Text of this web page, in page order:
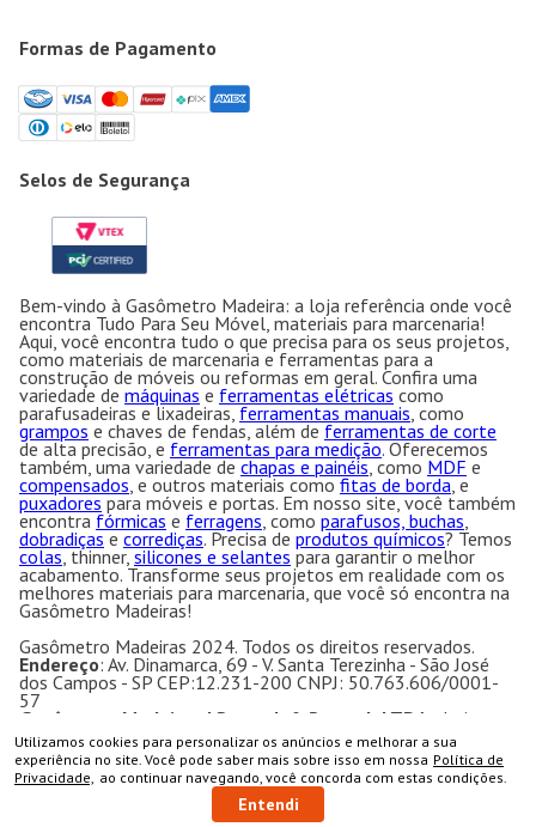
Utilizamos cookies para personalizar os anúncios e melhorar a sua
experiência no site. Você pode saber mais sobre isso em nossa Política de
Privacidade, ao continuar navegando, você concorda com estas condições.
Entendi
COMPRAR
Formas de Pagamento
Selos de Segurança
Bem-vindo à Gasômetro Madeira: a loja referência onde você
encontra Tudo Para Seu Móvel, materiais para marcenaria!
Aqui, você encontra tudo o que precisa para os seus projetos,
como materiais de marcenaria e ferramentas para a
construção de móveis ou reformas em geral. Confira uma
variedade de máquinas e ferramentas elétricas como
parafusadeiras e lixadeiras, ferramentas manuais, como
grampos e chaves de fendas, além de ferramentas de corte
de alta precisão, e ferramentas para medição. Oferecemos
também, uma variedade de chapas e painéis, como MDF e
compensados, e outros materiais como fitas de borda, e
puxadores para móveis e portas. Em nosso site, você também
encontra fórmicas e ferragens, como parafusos, buchas,
dobradiças e corrediças. Precisa de produtos químicos? Temos
colas, thinner, silicones e selantes para garantir o melhor
acabamento. Transforme seus projetos em realidade com os
melhores materiais para marcenaria, que você só encontra na
Gasômetro Madeiras!
Gasômetro Madeiras 2024. Todos os direitos reservados.
Endereço: Av. Dinamarca, 69 - V. Santa Terezinha - São José
dos Campos - SP CEP:12.231-200 CNPJ: 50.763.606/0001-
57
Gasômetro Madeiras | Ramuth & Ramuth LTDA - Loja
especializada em máquinas para marcenaria, acessórios e
ferragens para móveis.
Equipamentos e ferramentas para marcenaria com ótimos
preços e condições.